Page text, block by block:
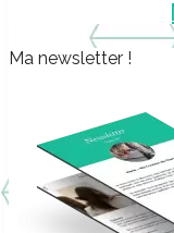
Ma newsletter !